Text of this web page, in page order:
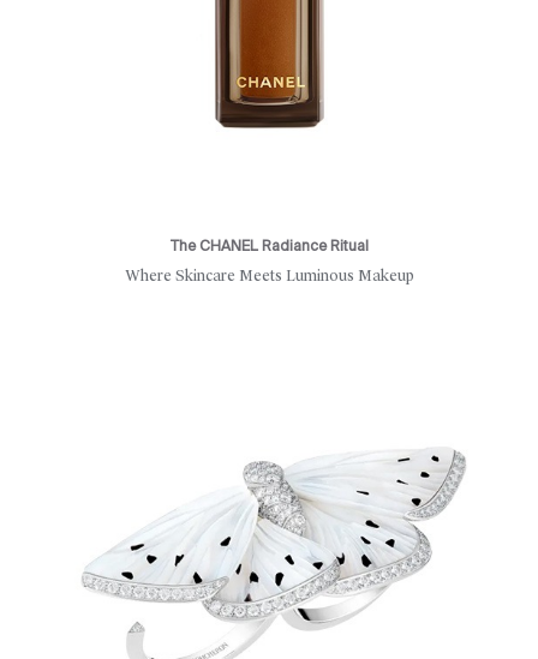
The CHANEL Radiance Ritual
Where Skincare Meets Luminous Makeup